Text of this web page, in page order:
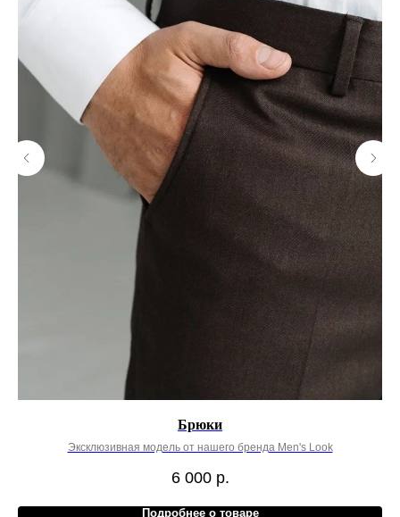
Брюки
Эксклюзивная модель от нашего бренда Men's Look
6 000 р.
Подробнее о товаре